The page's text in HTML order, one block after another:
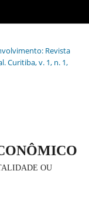
Revista
Curitiba, v. 1, n. 1,
OU